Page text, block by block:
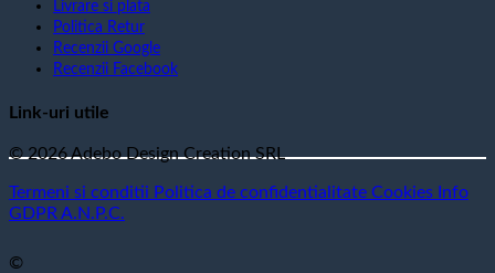
Livrare si plata
Politica Retur
Recenzii Google
Recenzii Facebook
Link-uri utile
© 2026 Adebo Design Creation SRL
Termeni si conditii Politica de confidentialitate Cookies Info
GDPR A.N.P.C.
©